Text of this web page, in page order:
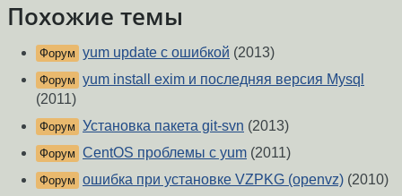
Похожие темы
Форум yum update с ошибкой (2013)
Форум yum install exim и последняя версия Mysql
(2011)
Форум Установка пакета git-svn (2013)
Форум CentOS проблемы с yum (2011)
Форум ошибка при установке VZPKG (openvz) (2010)